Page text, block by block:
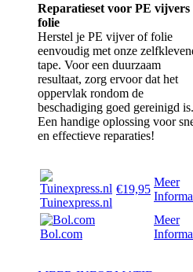
Reparatieset voor PE vijvers
folie
Herstel je PE vijver of folie
eenvoudig met onze
tape. Voor een duurzaam
resultaat, zorg ervoor dat het
oppervlak rondom de
beschadiging goed gereinigd is.
Een handige oplossing voor
en effectieve reparaties!
Tuinexpress.nl
€19,95
Meer
Bol.com
Meer